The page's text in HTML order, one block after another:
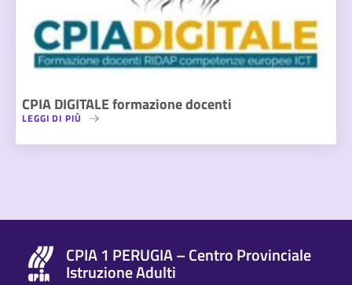
CPIA DIGITALE formazione docenti
LEGGI DI PIÙ
CPIA 1 PERUGIA – Centro Provinciale
Istruzione Adulti